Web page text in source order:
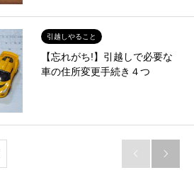
引越しやること
【忘れがち!】引越しで必要な
車の住所変更手続き４つ
 